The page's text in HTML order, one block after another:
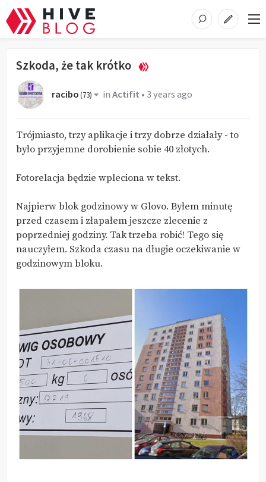
Szkoda, że tak krótko
racibo(73) inActifit •3 years ago
Trójmiasto, trzy aplikacje i trzy dobrze działały - to
było przyjemne dorobienie sobie 40 złotych.
Fotorelacja będzie wpleciona w tekst.
Najpierw blok godzinowy w Glovo. Byłem minutę
przed czasem i złapałem jeszcze zlecenie z
poprzedniej godziny. Tak trzeba robić! Tego się
nauczyłem. Szkoda czasu na długie oczekiwanie w
godzinowym bloku.